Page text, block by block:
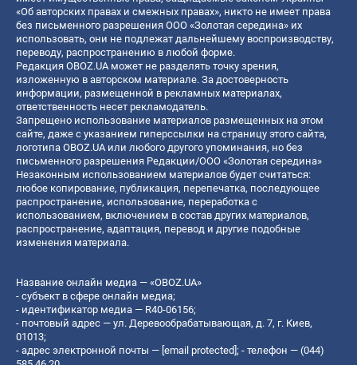
«Об авторских правах и смежных правах», никто не имеет права
без письменного разрешения ООО «Золотая середина» их
использовать, они не подлежат дальнейшему воспроизводству,
переводу, распространению в любой форме.
Редакция OBOZ.UA может не разделять точку зрения,
изложенную в авторском материале. За достоверность
информации, размещенной в рекламных материалах,
ответственность несет рекламодатель.
Запрещено использование материалов размещенных на этом
сайте, даже с указанием гиперссылки на страницу этого сайта,
логотипа OBOZ.UA или любого другого упоминания, но без
письменного разрешения Редакции/ООО «Золотая середина»
Незаконным использованием материалов будет считаться:
любое копирование, публикация, перепечатка, последующее
распространение, использование, переработка с
использованием, включением в состав других материалов,
распространение, адаптация, перевод и другие подобные
изменения материала.
Название онлайн медиа — «OBOZ.UA»
- субъект в сфере онлайн медиа;
- идентификатор медиа — R40-06156;
- почтовый адрес — ул. Деревообрабатывающая, д. 7, г. Киев,
01013;
- адрес электронной почты — [email protected] ; - телефон — (044)